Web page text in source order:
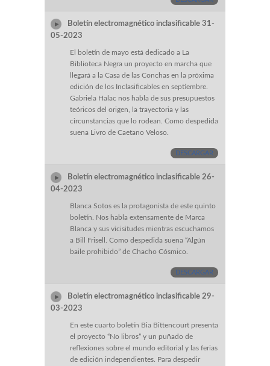
Boletín electromagnético inclasificable 31-
05-2023
El boletín de mayo está dedicado a La
Biblioteca Negra un proyecto en marcha que
llegará a la Casa de las Conchas en la próxima
edición de los Inclasificables en septiembre.
Gabriela Halac nos habla de sus presupuestos
teóricos del origen, la trayectoria y las
circunstancias que lo rodean. Como despedida
suena Livro de Caetano Veloso.
DESCARGAR
Boletín electromagnético inclasificable 26-
04-2023
Blanca Sotos es la protagonista de este quinto
boletín. Nos habla extensamente de Marca
Blanca y sus vicisitudes mientras escuchamos
a Bill Frisell. Como despedida suena “Algún
baile prohibido” de Chacho Cósmico.
DESCARGAR
Boletín electromagnético inclasificable 29-
03-2023
En este cuarto boletín Bia Bittencourt presenta
el proyecto “No libros” y un puñado de
reflexiones sobre el mundo editorial y las ferias
de edición independientes. Para despedir